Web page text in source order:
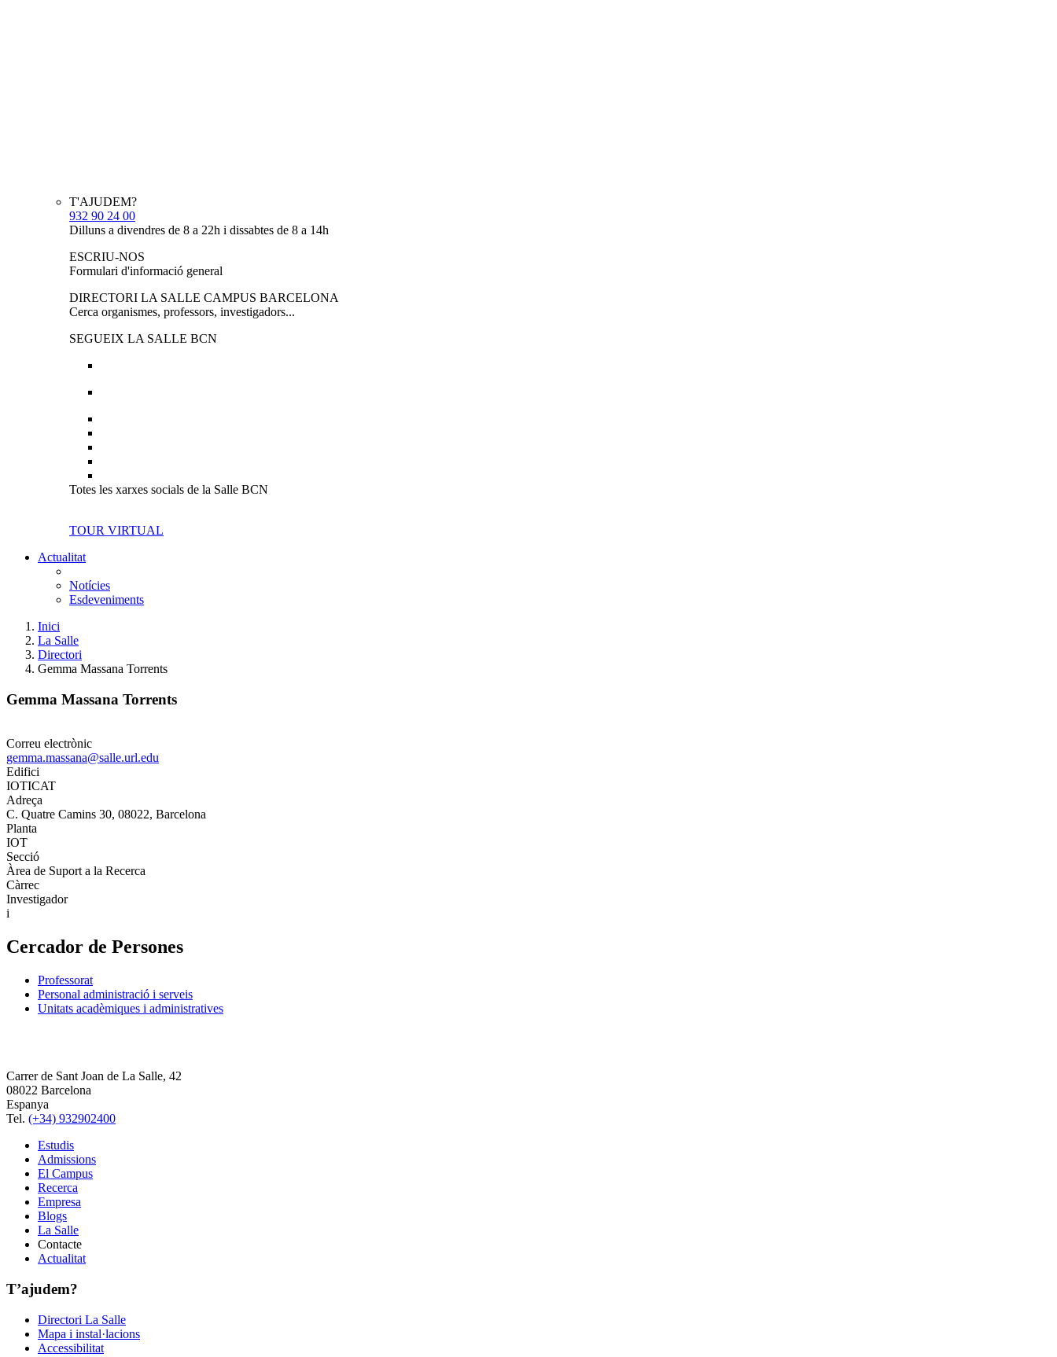
T'AJUDEM?
932 90 24 00
Dilluns a divendres de 8 a 22h i dissabtes de 8 a 14h
ESCRIU-NOS
Formulari d'informació general
DIRECTORI LA SALLE CAMPUS BARCELONA
Cerca organismes, professors, investigadors...
SEGUEIX LA SALLE BCN
Totes les xarxes socials de la Salle BCN
TOUR VIRTUAL
Actualitat
Notícies
Esdeveniments
Inici
La Salle
Directori
Gemma Massana Torrents
Gemma Massana Torrents
Correu electrònic
gemma.massana@salle.url.edu
Edifici
IOTICAT
Adreça
C. Quatre Camins 30, 08022, Barcelona
Planta
IOT
Secció
Àrea de Suport a la Recerca
Càrrec
Investigador
i
Cercador de Persones
Professorat
Personal administració i serveis
Unitats acadèmiques i administratives
Carrer de Sant Joan de La Salle, 42
08022 Barcelona
Espanya
Tel. (+34) 932902400
Estudis
Admissions
El Campus
Recerca
Empresa
Blogs
La Salle
Contacte
Actualitat
T’ajudem?
Directori La Salle
Mapa i instal·lacions
Accessibilitat